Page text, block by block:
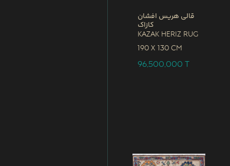
قالی هریس افشان
کازاک
Kazak Heriz Rug
190 x 130 CM
96,500,000T